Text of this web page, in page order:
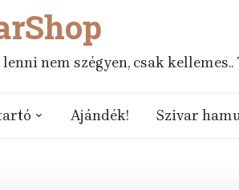
nem szégyen, csak kellemes..
Ajándék! Szivar